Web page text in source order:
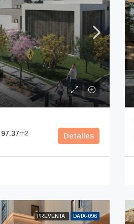
97.37m2
Detalles
PREVENTA DATA-096